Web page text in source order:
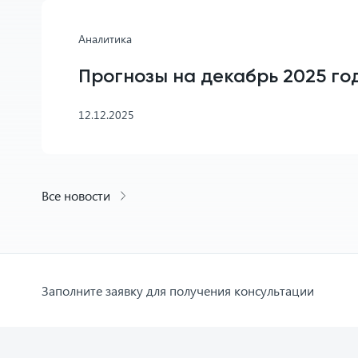
Аналитика
Прогнозы на декабрь 2025
12.12.2025
Все новости
Заполните заявку для получения консультации